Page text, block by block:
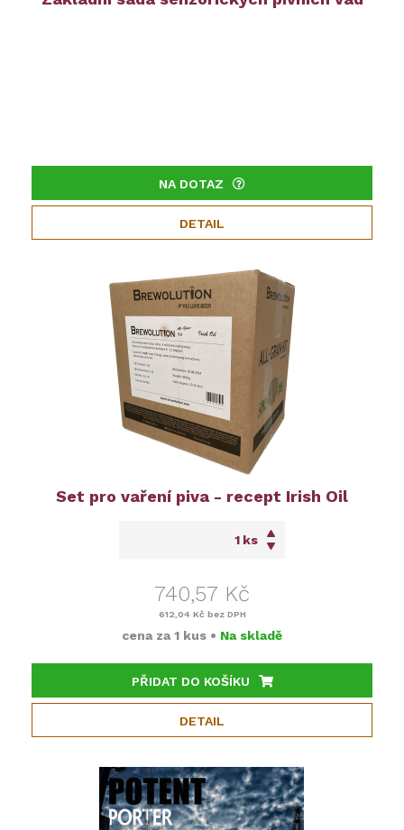
NA DOTAZ
DETAIL
Set pro vaření piva - recept Irish Oil
ks
740,57 Kč
612,04 Kč bez DPH
cena za 1 kus • Na skladě
PŘIDAT DO KOŠÍKU
DETAIL